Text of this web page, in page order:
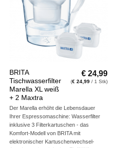
BRITA
Tischwasserfilter
Marella XL weiß
+ 2 Maxtra
€ 24,99
(€ 24,99 / 1 Stk)
Der Marella erhöht die Lebensdauer
Ihrer Espressomaschine: Wasserfilter
inklusive 3 Filterkartuschen - das
Komfort-Modell von BRITA mit
elektronischer Kartuschenwechsel-